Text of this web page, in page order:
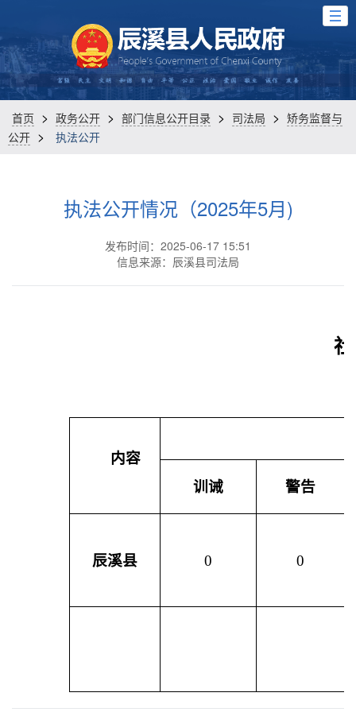
首页 > 政务公开 > 部门信息公开目录 > 司法局 > 矫务监督与
公开 > 执法公开
执法公开情况（2025年5月)
发布时间：2025-06-17 15:51
信息来源：辰溪县司法局
内容
训诫
警告
辰溪县 0 0